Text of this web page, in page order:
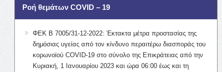
Ροή θεμάτων COVID – 19
ΦΕΚ Β 7005/31-12-2022: Έκτακτα μέτρα προστασίας της
δημόσιας υγείας από τον κίνδυνο περαιτέρω διασποράς του
κορωνοϊού COVID-19 στο σύνολο της Επικράτειας από την
Κυριακή, 1 Ιανουαρίου 2023 και ώρα 06:00 έως και τη